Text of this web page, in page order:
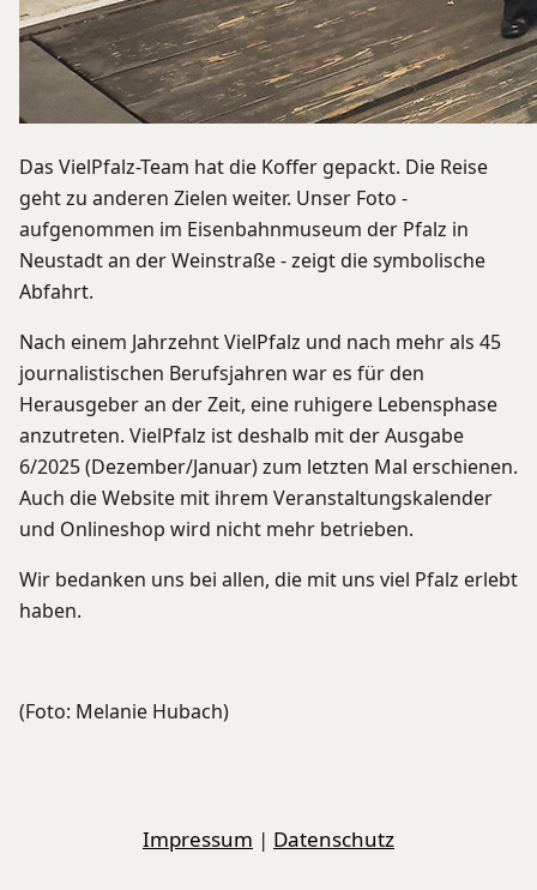
Das VielPfalz-Team hat die Koffer gepackt. Die Reise
geht zu anderen Zielen weiter. Unser Foto -
aufgenommen im Eisenbahnmuseum der Pfalz in
Neustadt an der Weinstraße - zeigt die symbolische
Abfahrt.
Nach einem Jahrzehnt VielPfalz und nach mehr als 45
journalistischen Berufsjahren war es für den
Herausgeber an der Zeit, eine ruhigere Lebensphase
anzutreten. VielPfalz ist deshalb mit der Ausgabe
6/2025 (Dezember/Januar) zum letzten Mal erschienen.
Auch die Website mit ihrem Veranstaltungskalender
und Onlineshop wird nicht mehr betrieben.
Wir bedanken uns bei allen, die mit uns viel Pfalz erlebt
haben.
(Foto: Melanie Hubach)
Impressum | Datenschutz